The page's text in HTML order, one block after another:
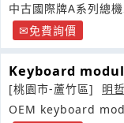
免費詢價
Keyboard
[桃園市-蘆竹區]
明
OEM keyboard